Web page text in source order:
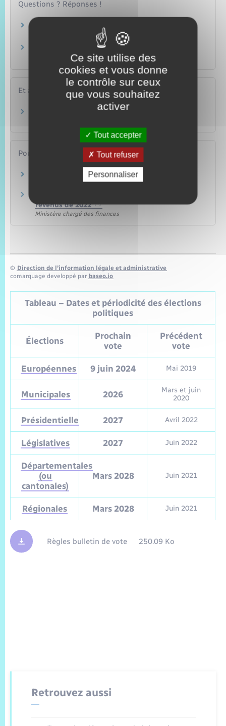
Questions ? Réponses !
Qui doit payer la contribution exceptionnelle
sur les hauts revenus ?
Quelle est la date limite pour faire sa
déclaration de revenus ?
Et aussi
Impôt sur le revenu – Calcul de l'impôt
Pour en savoir plus
Site des impôts
Ministère chargé des finances
revenus de 2022
Ministère chargé des finances
© Direction de l’information légale et administrative
comarquage developpé par baseo.io
Tableau – Dates et périodicité des élections
politiques
Élections
Prochain
vote
Précédent
vote
Européennes 9 juin 2024 Mai 2019
Municipales 2026
Mars et juin
2020
Présidentielle 2027 Avril 2022
Législatives 2027 Juin 2022
Départementales
(ou
cantonales)
Mars 2028 Juin 2021
Régionales Mars 2028 Juin 2021
Règles bulletin de vote 250.09 Ko
Retrouvez aussi
Ce site utilise des
cookies et vous donne
le contrôle sur ceux
que vous souhaitez
activer
Tout accepter
Tout refuser
Personnaliser